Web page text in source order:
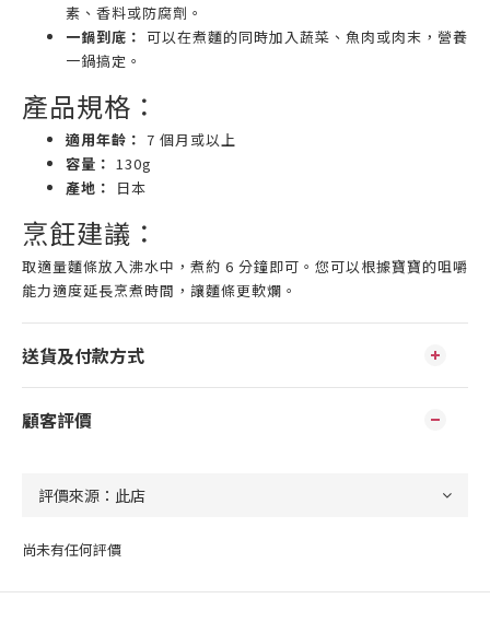
素、香料或防腐劑。
一鍋到底： 可以在煮麵的同時加入蔬菜、魚肉或肉末，營養
一鍋搞定。
產品規格：
適用年齡： 7 個月或以上
容量： 130g
產地：
日本
烹飪建議：
取適量麵條放入沸水中，煮約 6 分鐘即可。您可以根據寶寶的咀嚼
能力適度延長烹煮時間，讓麵條更軟爛。
送貨及付款方式
顧客評價
尚未有任何評價